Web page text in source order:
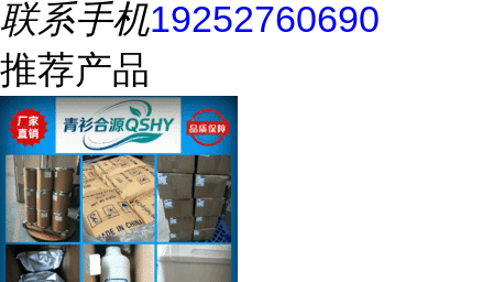
联系手机19252760690
推荐产品